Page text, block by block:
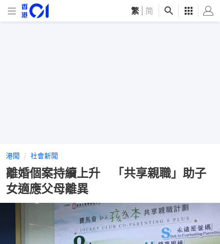
繁 简
港聞 社會新聞
離婚個案持續上升 「共享親職」助子
女適應父母離異